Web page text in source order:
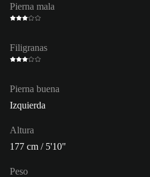
Pierna mala
Filigranas
Pierna buena
Izquierda
Altura
177 cm / 5'10"
Peso